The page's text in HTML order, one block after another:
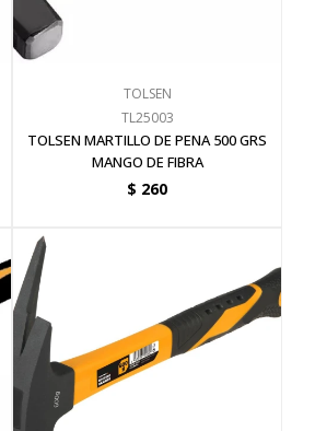
TOLSEN
TL25003
TOLSEN MARTILLO DE PENA 500 GRS
MANGO DE FIBRA
$ 260